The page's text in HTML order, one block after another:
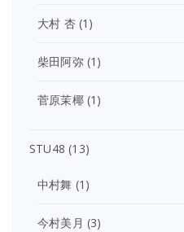
大村 杏(1)
柴田阿弥(1)
菅原茉椰(1)
STU48 (13)
中村舞 (1)
今村美月 (3)